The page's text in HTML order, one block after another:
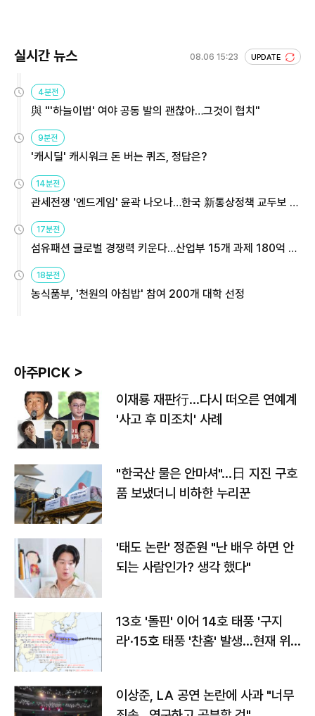
실시간 뉴스 08.06 15:23 UPDATE
4분전
與 "'하늘이법' 여야 공동 발의 괜찮아…그것이 협치"
9분전
'캐시딜' 캐시워크 돈 버는 퀴즈, 정답은?
14분전
관세전쟁 '엔드게임' 윤곽 나오나…한국 新통상정책 교두보 활
용해야
17분전
섬유패션 글로벌 경쟁력 키운다…산업부 15개 과제 180억 지
원
18분전
농식품부, '천원의 아침밥' 참여 200개 대학 선정
아주PICK >
이재룡 재판行…다시 떠오른 연예계
'사고 후 미조치' 사례
"한국산 물은 안마셔"…日 지진 구호
품 보냈더니 비하한 누리꾼
'태도 논란' 정준원 "난 배우 하면 안
되는 사람인가? 생각 했다"
13호 '돌핀' 이어 14호 태풍 '구지
라'·15호 태풍 '찬홈' 발생…현재 위
이상준, LA 공연 논란에 사과 "너무